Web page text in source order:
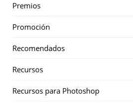
Premios
Promoción
Recomendados
Recursos
Recursos para Photoshop